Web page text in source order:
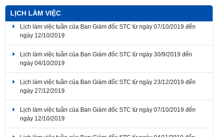
LỊCH LÀM VIỆC
Lịch làm việc tuần của Ban Giám đốc STC từ ngày 07/10/2019 đến
ngày 12/10/2019
ngày 04/10/2019
ngày 27/12/2019
ngày 12/10/2019